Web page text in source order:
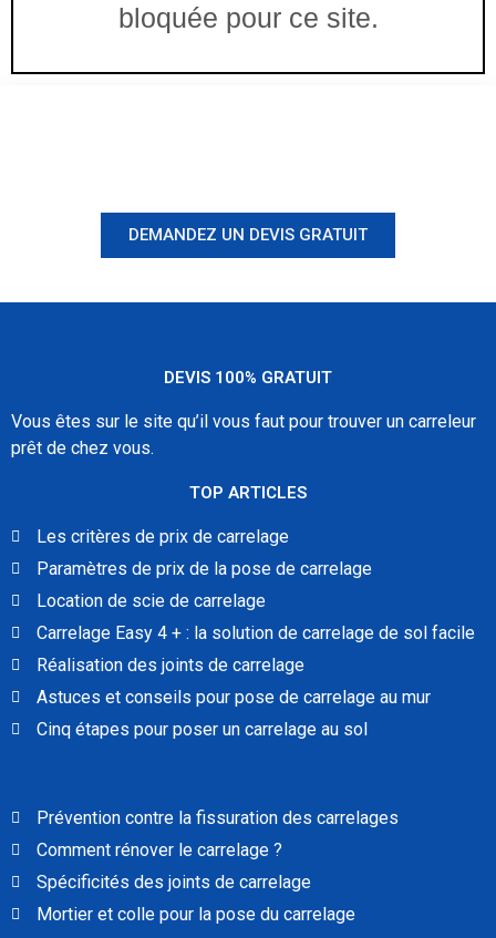
bloquée pour ce site.
DEMANDEZ UN DEVIS GRATUIT
DEVIS 100% GRATUIT
Vous êtes sur le site qu’il vous faut pour trouver un carreleur
prêt de chez vous.
TOP ARTICLES
Les critères de prix de carrelage
Paramètres de prix de la pose de carrelage
Location de scie de carrelage
Carrelage Easy 4 + : la solution de carrelage de sol facile
Réalisation des joints de carrelage
Astuces et conseils pour pose de carrelage au mur
Cinq étapes pour poser un carrelage au sol
Prévention contre la fissuration des carrelages
Comment rénover le carrelage ?
Spécificités des joints de carrelage
Mortier et colle pour la pose du carrelage